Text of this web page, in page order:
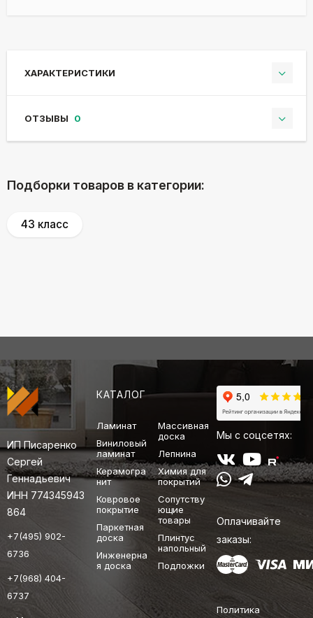
ХАРАКТЕРИСТИКИ
ОТЗЫВЫ 0
Подборки товаров в категории:
43 класс
ИП Писаренко
Сергей
Геннадьевич
ИНН 774345943
864
+7(495) 902-
6736
+7(968) 404-
6737
КАТАЛОГ
Ламинат
Виниловый
ламинат
Керамогра
нит
Ковровое
покрытие
Паркетная
доска
Инженерна
я доска
Массивная
доска
Лепнина
Химия для
покрытий
Сопутству
ющие
товары
Плинтус
напольный
Подложки
Мы с соцсетях:
Оплачивайте
заказы:
Политика